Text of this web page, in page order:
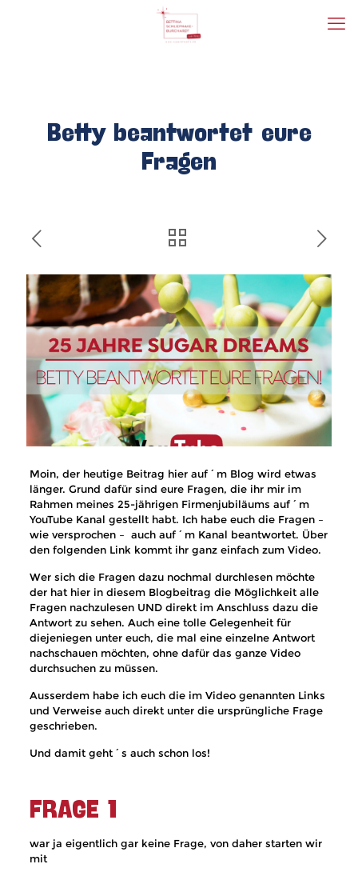
Betty beantwortet eure
Fragen
Moin, der heutige Beitrag hier auf´m Blog wird etwas
länger. Grund dafür sind eure Fragen, die ihr mir im
Rahmen meines 25-jährigen Firmenjubiläums auf´m
YouTube Kanal gestellt habt. Ich habe euch die Fragen –
wie versprochen – auch auf´m Kanal beantwortet. Über
den folgenden Link kommt ihr ganz einfach zum Video.
Wer sich die Fragen dazu nochmal durchlesen möchte
der hat hier in diesem Blogbeitrag die Möglichkeit alle
Fragen nachzulesen UND direkt im Anschluss dazu die
Antwort zu sehen. Auch eine tolle Gelegenheit für
diejeniegen unter euch, die mal eine einzelne Antwort
nachschauen möchten, ohne dafür das ganze Video
durchsuchen zu müssen.
Ausserdem habe ich euch die im Video genannten Links
und Verweise auch direkt unter die ursprüngliche Frage
geschrieben.
Und damit geht´s auch schon los!
FRAGE 1
war ja eigentlich gar keine Frage, von daher starten wir
mit